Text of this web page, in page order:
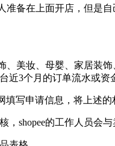
准备在上面开店，但是
、美妆、母婴、家居装
3个月的订单流水或资
填写申请信息，将上述
shopee的工作人员会与